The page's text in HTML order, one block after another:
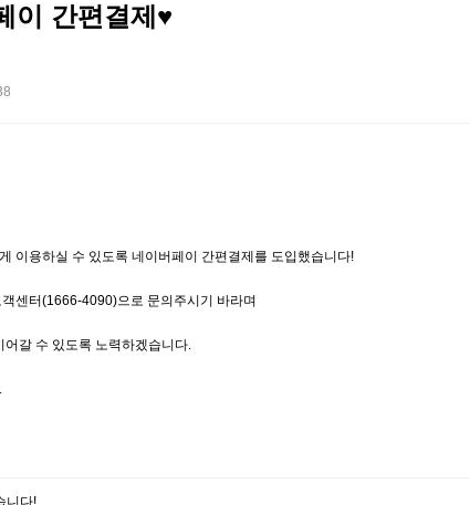
이 간편결제♥
이용하실 수 있도록 네이버페이 간편결제를 도입했습니다!
센터(1666-4090)으로 문의주시기 바라며
갈 수 있도록 노력하겠습니다.
니다!